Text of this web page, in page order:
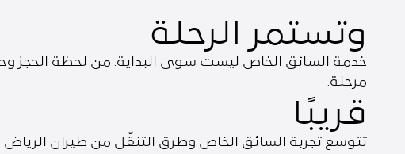
وتستمر الرحلة
خدمة السائق الخاص ليست سوى البداية. من لحظة الحجز
مرحلة.
قريبًا
تتوسع تجربة السائق الخاص وطرق التنقّل من طيران